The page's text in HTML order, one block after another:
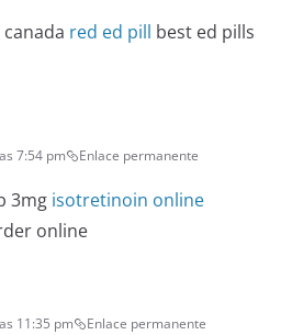
red ed pill best ed pills
7:54 pm Enlace permanente
3mg isotretinoin online
online
11:35 pm Enlace permanente